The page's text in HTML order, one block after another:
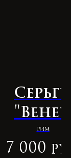
РИМ
7 000